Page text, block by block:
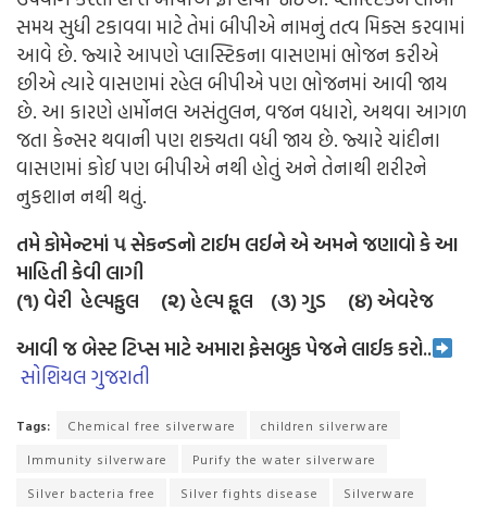
સમય સુધી ટકાવવા માટે તેમાં બીપીએ નામનું તત્વ મિક્સ કરવામાં
આવે છે. જ્યારે આપણે પ્લાસ્ટિકના વાસણમાં ભોજન કરીએ
છીએ ત્યારે વાસણમાં રહેલ બીપીએ પણ ભોજનમાં આવી જાય
છે. આ કારણે હાર્મોનલ અસંતુલન, વજન વધારો, અથવા આગળ
જતા કેન્સર થવાની પણ શક્યતા વધી જાય છે. જ્યારે ચાંદીના
વાસણમાં કોઈ પણ બીપીએ નથી હોતું અને તેનાથી શરીરને
નુકશાન નથી થતું.
તમે કોમેન્ટમાં ૫ સેકન્ડનો ટાઈમ લઈને એ અમને જણાવો કે આ
માહિતી કેવી લાગી
(૧) વેરી હેલ્પફુલ (૨) હેલ્પ ફૂલ (૩) ગુડ (૪) એવરેજ
આવી જ બેસ્ટ ટિપ્સ માટે અમારા ફેસબુક પેજને લાઈક કરો..
સોશિયલ ગુજરાતી
Tags: Chemical free silverware
children silverware
Immunity silverware
Purify the water silverware
Silver bacteria free
Silver fights disease
Silverware